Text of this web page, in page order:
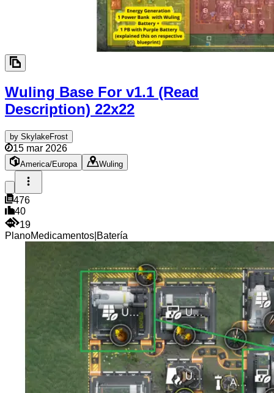
Wuling Base For v1.1 (Read
Description) 22x22
by SkylakeFrost
15 mar 2026
America/Europa Wuling
476
40
19
PlanoMedicamentos Batería